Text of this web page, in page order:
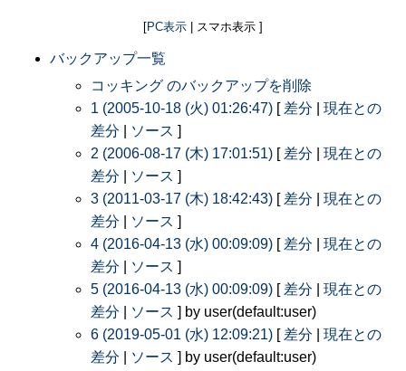
[PC表示 | スマホ表示 ]
バックアップ一覧
コッキング のバックアップを削除
1 (2005-10-18 (火) 01:26:47) [ 差分
現在との
差分
ソース ]
2 (2006-08-17 (木) 17:01:51) [ 差分
現在との
差分
ソース ]
3 (2011-03-17 (木) 18:42:43) [ 差分
現在との
差分
ソース ]
4 (2016-04-13 (水) 00:09:09) [ 差分
現在との
差分
ソース ]
5 (2016-04-13 (水) 00:09:09) [ 差分
現在との
差分
ソース ] by user(default:user)
6 (2019-05-01 (水) 12:09:21) [ 差分
現在との
差分
ソース ] by user(default:user)